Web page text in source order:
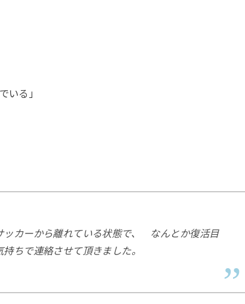
いる」
ッカーから離れている状態で、 なんとか復活目
ちで連絡させて頂きました。